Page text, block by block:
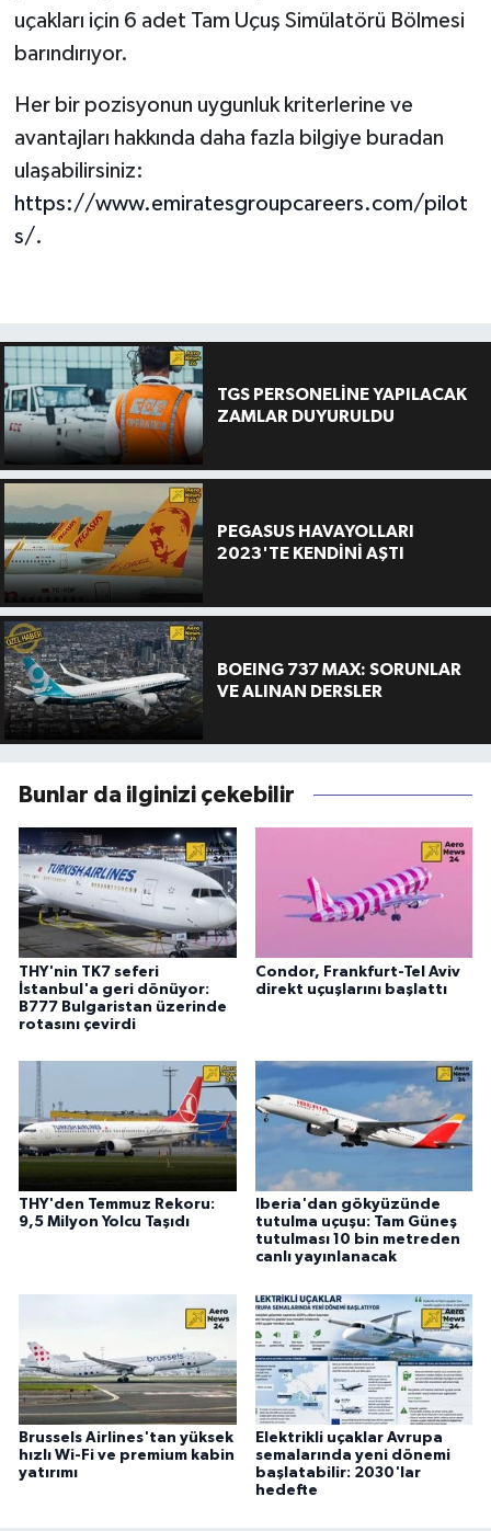
uçakları için 6 adet Tam Uçuş Simülatörü Bölmesi
barındırıyor.
Her bir pozisyonun uygunluk kriterlerine ve
avantajları hakkında daha fazla bilgiye buradan
ulaşabilirsiniz:
https://www.emiratesgroupcareers.com/pilot
s/.
TGS PERSONELİNE YAPILACAK
ZAMLAR DUYURULDU
PEGASUS HAVAYOLLARI
2023'TE KENDİNİ AŞTI
BOEING 737 MAX: SORUNLAR
VE ALINAN DERSLER
Bunlar da ilginizi çekebilir
THY'nin TK7 seferi
İstanbul'a geri dönüyor:
B777 Bulgaristan üzerinde
rotasını çevirdi
Condor, Frankfurt-Tel Aviv
direkt uçuşlarını başlattı
THY'den Temmuz Rekoru:
9,5 Milyon Yolcu Taşıdı
Iberia'dan gökyüzünde
tutulma uçuşu: Tam Güneş
tutulması 10 bin metreden
canlı yayınlanacak
Brussels Airlines'tan yüksek
hızlı Wi-Fi ve premium kabin
yatırımı
Elektrikli uçaklar Avrupa
semalarında yeni dönemi
başlatabilir: 2030'lar
hedefte